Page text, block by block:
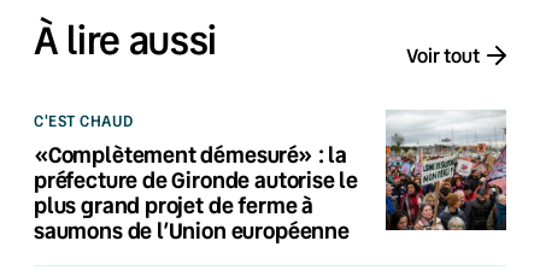
À lire aussi Voir tout
C'EST CHAUD
«Complètement démesuré» : la
préfecture de Gironde autorise le
plus grand projet de ferme à
saumons de l’Union européenne